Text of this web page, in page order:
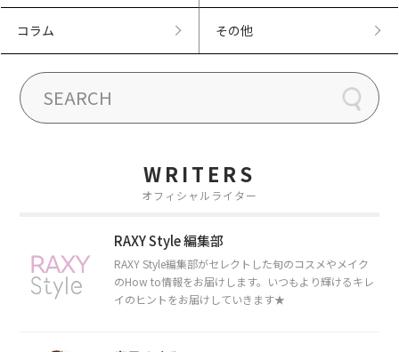
コラム その他
WRITERS
オフィシャルライター
RAXY Style 編集部
RAXY Style編集部がセレクトした旬のコスメやメイク
のHow to情報をお届けします。いつもより輝けるキレ
イのヒントをお届けしていきます★